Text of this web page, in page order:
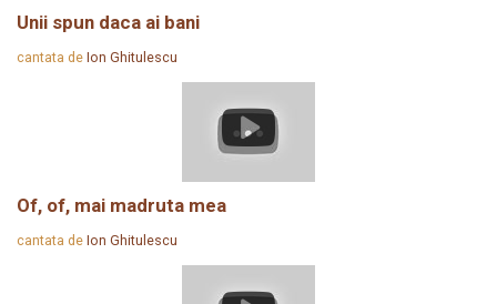
Unii spun daca ai bani
cantata de Ion Ghitulescu
Of, of, mai madruta mea
cantata de Ion Ghitulescu